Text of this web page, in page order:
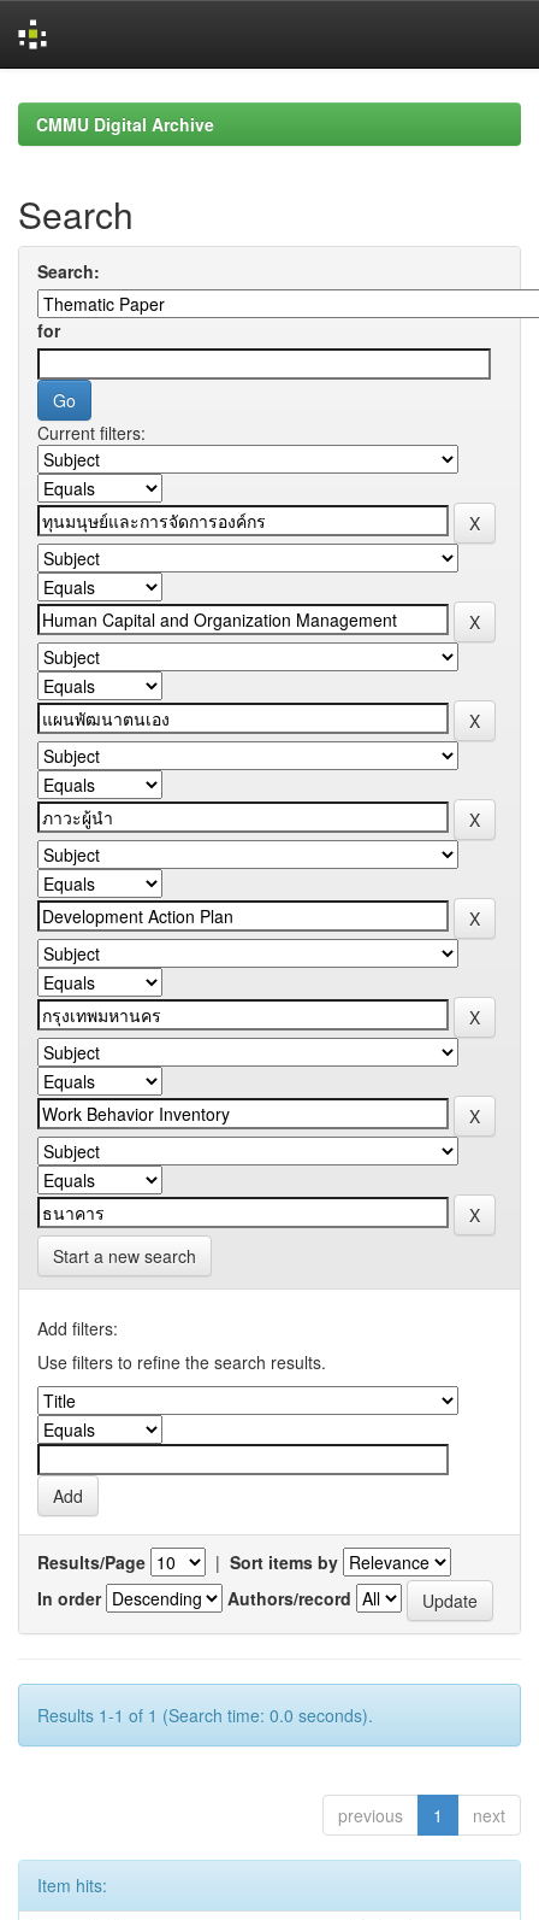
navigationCMMU Digital Archive
Search
Search:
for
Current filters:
Start a new search
Add filters:
Use filters to refine the search results.
Results/Page | Sort items by
In order
Authors/record
Results 1-1 of 1 (Search time: 0.0 seconds).
previous 1 next
Item hits: